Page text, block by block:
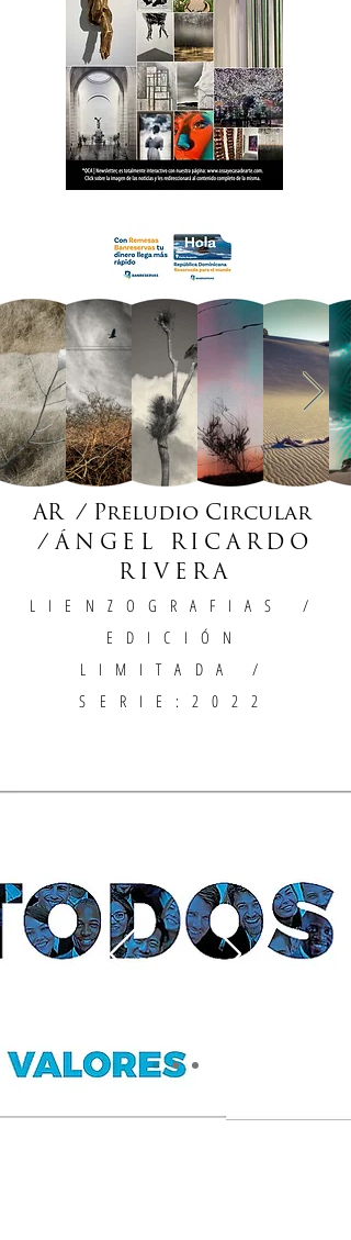
AR / Preludio Circular
/ÁNGEL RICARDO
RIVERA
LIENZOGRAFIAS
/
EDICIÓN
LIMITADA /
SERIE:2022